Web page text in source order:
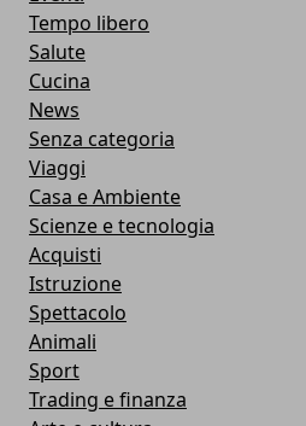
Tempo libero
Salute
Cucina
News
Senza categoria
Viaggi
Casa e Ambiente
Scienze e tecnologia
Acquisti
Istruzione
Spettacolo
Animali
Sport
Trading e finanza